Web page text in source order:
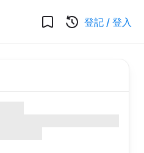
登記 / 登入